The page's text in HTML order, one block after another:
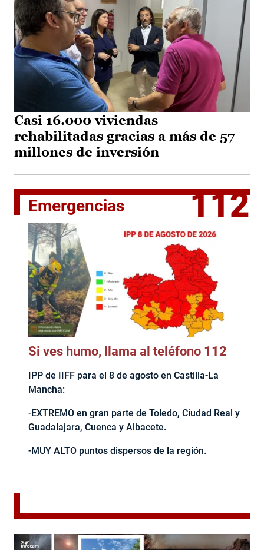
Casi 16.000 viviendas
rehabilitadas gracias a más de 57
millones de inversión
Emergencias 112
Si ves humo, llama al teléfono 112
IPP de IIFF para el 8 de agosto en Castilla-La
Mancha:
-EXTREMO en gran parte de Toledo, Ciudad Real y
Guadalajara, Cuenca y Albacete.
-MUY ALTO puntos dispersos de la región.